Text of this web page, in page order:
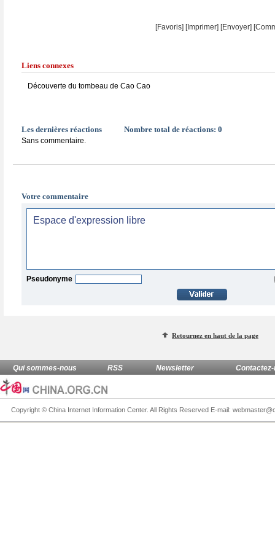
[Favoris] [Imprimer] [Envoyer]
Liens connexes
Découverte du tombeau de Cao Cao
Les dernières réactions Nombre total de réactions: 0
Sans commentaire.
Votre commentaire
Pseudonyme
Retournez en haut de la page